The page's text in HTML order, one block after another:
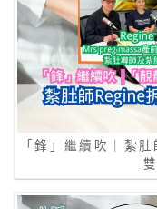
「鋒」繼續吹｜紮